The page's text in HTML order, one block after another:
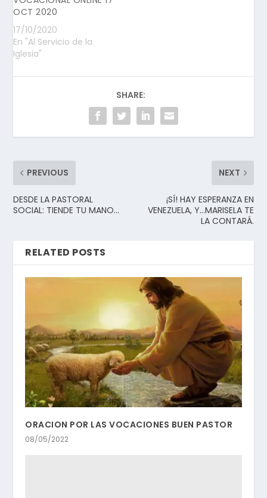
OCT 2020
17/10/2020
En "Al Servicio de la
Iglesia"
SHARE:
PREVIOUS
DESDE LA PASTORAL
SOCIAL: TIENDE TU MANO…
NEXT
¡SÍ! HAY ESPERANZA EN
VENEZUELA, Y…MARISELA TE
LA CONTARÁ.
RELATED POSTS
ORACION POR LAS VOCACIONES BUEN PASTOR
08/05/2022